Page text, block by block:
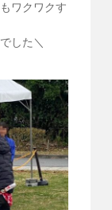
ワクワクす
した＼